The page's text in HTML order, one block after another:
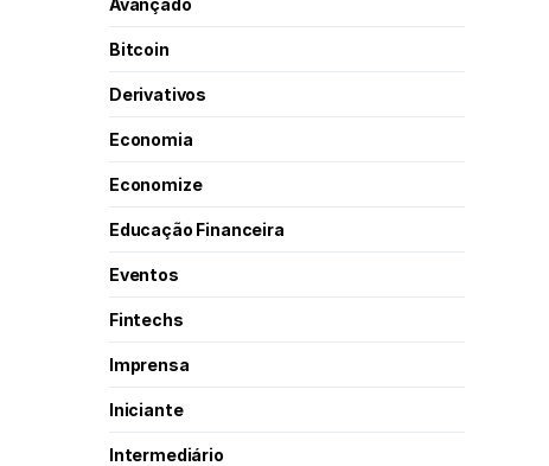
Avançado
Bitcoin
Derivativos
Economia
Economize
Educação Financeira
Eventos
Fintechs
Imprensa
Iniciante
Intermediário